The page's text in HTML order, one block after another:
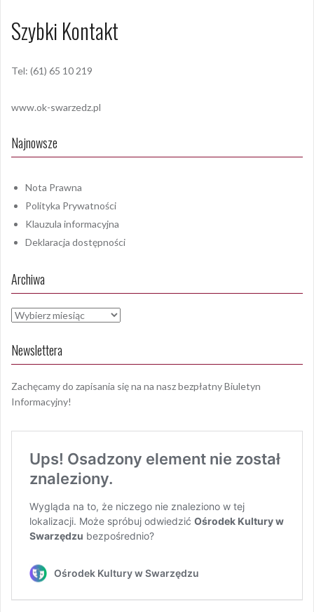
Szybki Kontakt
Tel: (61) 65 10 219
www.ok-swarzedz.pl
Najnowsze
Nota Prawna
Polityka Prywatności
Klauzula informacyjna
Deklaracja dostępności
Archiwa
Archiwa
Newslettera
Zachęcamy do zapisania się na na nasz bezpłatny Biuletyn
Informacyjny!